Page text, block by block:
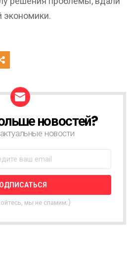
экономики.
новостей?
новости
мы не спамим;)